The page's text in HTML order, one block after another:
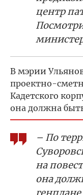
центр
В мэрии
проектно-
Кадетского
она должна
– По
на
она